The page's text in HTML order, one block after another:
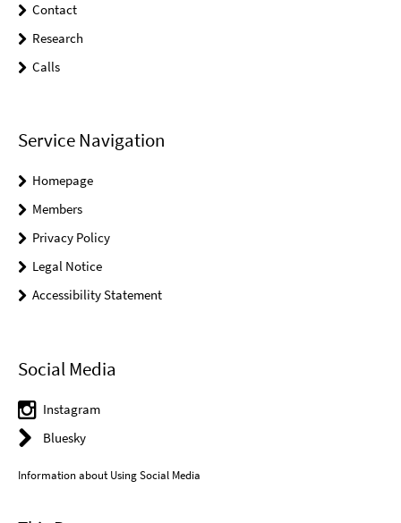
Contact
Research
Calls
Service Navigation
Homepage
Members
Privacy Policy
Legal Notice
Accessibility Statement
Social Media
Instagram
Bluesky
Information about Using Social Media